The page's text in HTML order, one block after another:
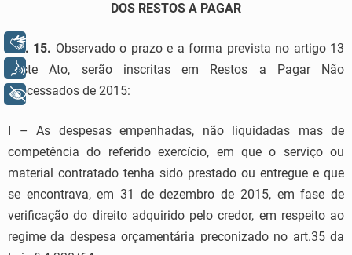
DOS RESTOS A PAGAR
Art. 15. Observado o prazo e a forma prevista no artigo 13
deste Ato, serão inscritas em Restos a Pagar Não
Processados de 2015:
I – As despesas empenhadas, não liquidadas mas de
competência do referido exercício, em que o serviço ou
material contratado tenha sido prestado ou entregue e que
se encontrava, em 31 de dezembro de 2015, em fase de
verificação do direito adquirido pelo credor, em respeito ao
regime da despesa orçamentária preconizado no art.35 da
Libras
Voz
+ Acessibilidade